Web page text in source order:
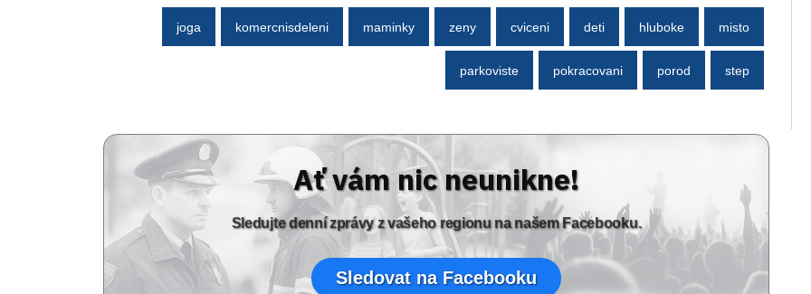
joga komercnisdeleni maminky zeny cviceni deti hluboke misto
parkoviste pokracovani porod step
Ať vám nic neunikne!
Sledujte denní zprávy z vašeho regionu na našem Facebooku.
Sledovat na Facebooku